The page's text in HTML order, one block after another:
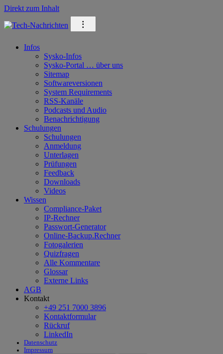
Direkt zum Inhalt
⁝
Infos
Sysko-Infos
Sysko-Portal … über uns
Sitemap
Softwareversionen
System Requirements
RSS-Kanäle
Podcasts und Audio
Benachrichtigung
Schulungen
Schulungen
Anmeldung
Unterlagen
Prüfungen
Feedback
Downloads
Videos
Wissen
Compliance-Paket
IP-Rechner
Passwort-Generator
Online-Backup.Rechner
Fotogalerien
Quizfragen
Alle Kommentare
Glossar
Externe Links
AGB
Kontakt
+49 251 7000 3896
Kontaktformular
Rückruf
LinkedIn
Datenschutz
Impressum